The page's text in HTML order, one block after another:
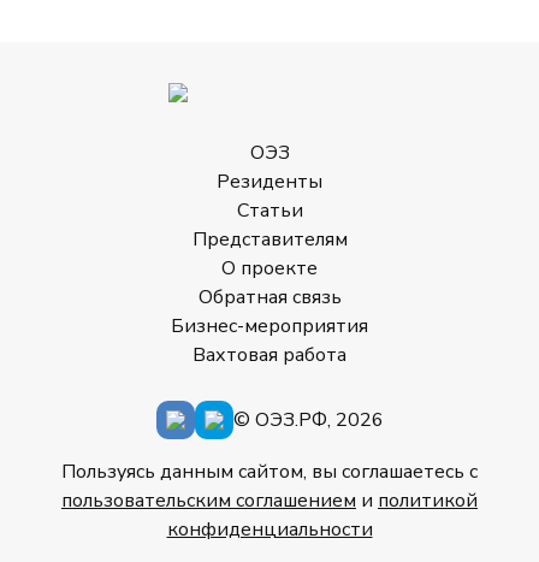
ОЭЗ
Резиденты
Статьи
Представителям
О проекте
Обратная связь
Бизнес-мероприятия
Вахтовая работа
© ОЭЗ.РФ, 2026
Пользуясь данным сайтом, вы соглашаетесь с
пользовательским соглашением и политикой
конфиденциальности